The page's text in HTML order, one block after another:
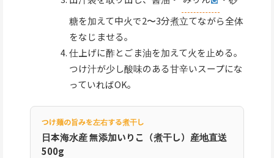
糖を加えて中火で2〜3分煮立てながら全体
をなじませる。
仕上げに酢とごま油を加えて火を止める。
つけ汁が少し酸味のある甘辛いスープにな
っていればOK。
つけ麺の旨みを左右する煮干し
日本海水産 無添加いりこ（煮干し）産地直送
500g